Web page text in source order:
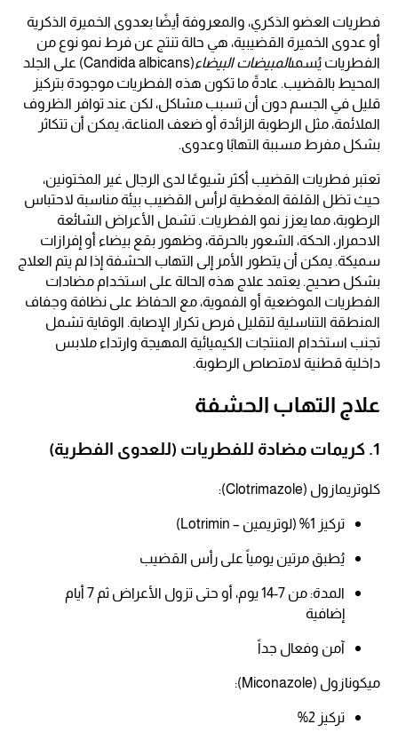
فطريات العضو الذكري، والمعروفة أيضًا بعدوى الخميرة الذكرية
أو عدوى الخميرة القضيبية، هي حالة تنتج عن فرط نمو نوع من
الفطريات يُسمىالمبيضات البيضاء
(Candida albicans) على الجلد
المحيط بالقضيب. عادةً ما تكون هذه الفطريات موجودة بتركيز
قليل في الجسم دون أن تسبب مشاكل، لكن عند توافر الظروف
الملائمة، مثل الرطوبة الزائدة أو ضعف المناعة، يمكن أن تتكاثر
بشكل مفرط مسببة التهابًا وعدوى.
تعتبر فطريات القضيب أكثر شيوعًا لدى الرجال غير المختونين،
حيث تظل القلفة المغطية لرأس القضيب بيئة مناسبة لاحتباس
الرطوبة، مما يعزز نمو الفطريات. تشمل الأعراض الشائعة
الاحمرار، الحكة، الشعور بالحرقة، وظهور بقع بيضاء أو إفرازات
سميكة. يمكن أن يتطور الأمر إلى التهاب الحشفة إذا لم يتم العلاج
بشكل صحيح. يعتمد علاج هذه الحالة على استخدام مضادات
الفطريات الموضعية أو الفموية، مع الحفاظ على نظافة وجفاف
المنطقة التناسلية لتقليل فرص تكرار الإصابة. الوقاية تشمل
تجنب استخدام المنتجات الكيميائية المهيجة وارتداء ملابس
داخلية قطنية لامتصاص الرطوبة.
علاج التهاب الحشفة
1. كريمات مضادة للفطريات (للعدوى الفطرية)
كلوتريمازول (Clotrimazole):
تركيز 1% (لوتريمين – Lotrimin)​
يُطبق مرتين يومياً على رأس القضيب
المدة: من 7-14 يوم، أو حتى تزول الأعراض ثم 7 أيام
إضافية​
آمن وفعال جداً​
ميكونازول (Miconazole):
تركيز 2%